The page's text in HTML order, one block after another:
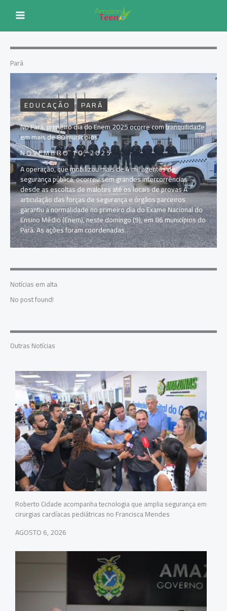
conteúdo
Pará
EDUCAÇÃO
PARÁ
No Pará, primeiro dia do Enem 2025 ocorre com tranquilidade
em mais de 80 municípios
NOVEMBRO 10, 2025
A operação, que mobilizou mais de 4 mil agentes de
segurança pública, ocorreu sem grandes intercorrências
desde as escoltas de malotes até os locais de provas A
articulação das forças de segurança e órgãos parceiros
garantiu a normalidade no primeiro dia do Exame Nacional do
Ensino Médio (Enem), neste domingo (9), em 86 municípios do
Pará. As ações foram coordenadas…
Notícias em alta
No post found!
Outras Notícias
Roberto Cidade acompanha tecnologia que amplia segurança em
cirurgias cardíacas pediátricas no Francisca Mendes
AGOSTO 6, 2026